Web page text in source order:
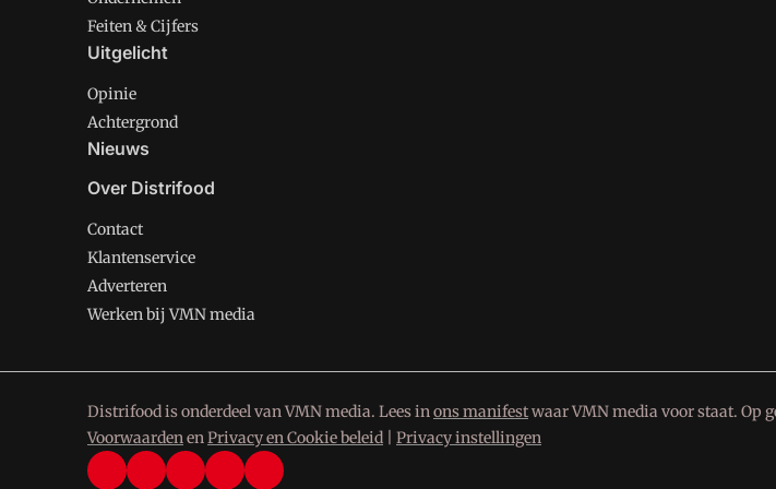
Feiten & Cijfers
Uitgelicht
Opinie
Achtergrond
Nieuws
Over Distrifood
Contact
Klantenservice
Adverteren
Werken bij VMN media
Distrifood is onderdeel van VMN media. Lees inons manifestwaar VMN media voor staat. Op
VoorwaardenenPrivacy en Cookie beleid Privacy instellingen